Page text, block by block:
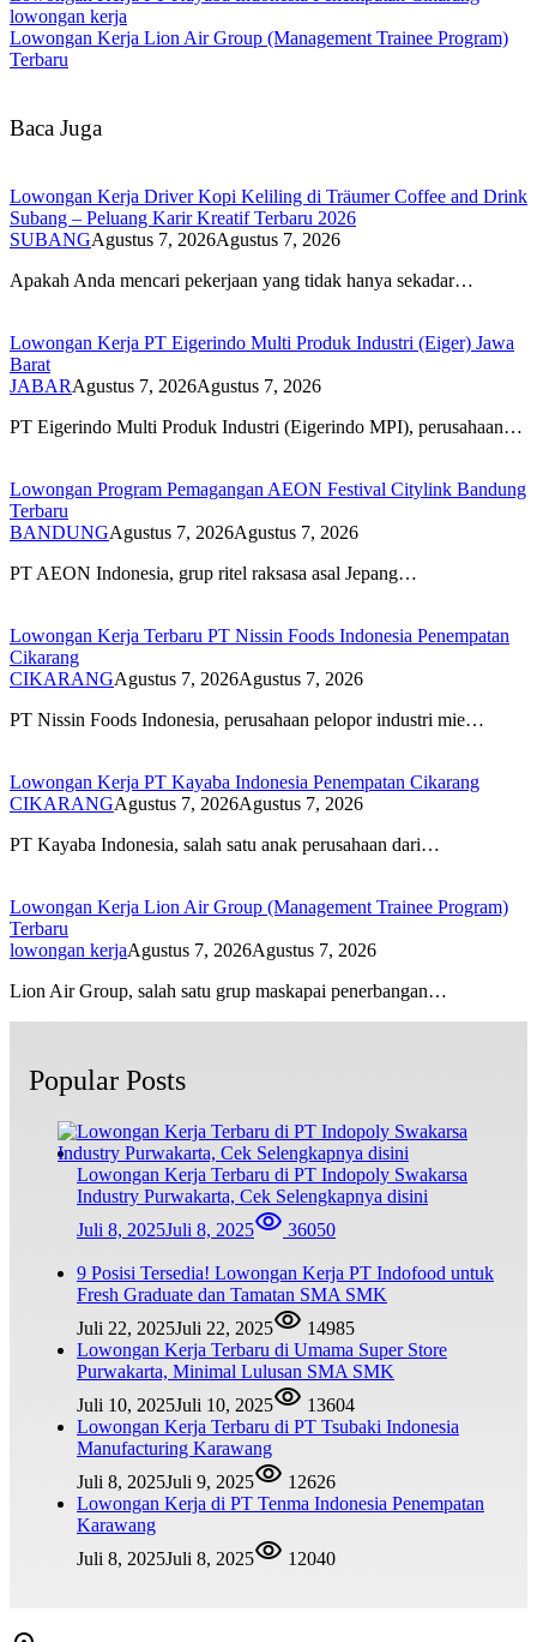
lowongan kerja
Lowongan Kerja Lion Air Group (Management Trainee Program)
Terbaru
Baca Juga
Lowongan Kerja Driver Kopi Keliling di Träumer Coffee and Drink
Subang – Peluang Karir Kreatif Terbaru 2026
SUBANGAgustus 7, 2026Agustus 7, 2026
Apakah Anda mencari pekerjaan yang tidak hanya sekadar…
Lowongan Kerja PT Eigerindo Multi Produk Industri (Eiger) Jawa
Barat
JABARAgustus 7, 2026Agustus 7, 2026
PT Eigerindo Multi Produk Industri (Eigerindo MPI), perusahaan…
Lowongan Program Pemagangan AEON Festival Citylink Bandung
Terbaru
BANDUNGAgustus 7, 2026Agustus 7, 2026
PT AEON Indonesia, grup ritel raksasa asal Jepang…
Lowongan Kerja Terbaru PT Nissin Foods Indonesia Penempatan
Cikarang
CIKARANGAgustus 7, 2026Agustus 7, 2026
PT Nissin Foods Indonesia, perusahaan pelopor industri mie…
Lowongan Kerja PT Kayaba Indonesia Penempatan Cikarang
CIKARANGAgustus 7, 2026Agustus 7, 2026
PT Kayaba Indonesia, salah satu anak perusahaan dari…
Lowongan Kerja Lion Air Group (Management Trainee Program)
Terbaru
lowongan kerjaAgustus 7, 2026Agustus 7, 2026
Lion Air Group, salah satu grup maskapai penerbangan…
Popular Posts
Lowongan Kerja Terbaru di PT Indopoly Swakarsa
Industry Purwakarta, Cek Selengkapnya disini
Juli 8, 2025Juli 8, 2025 36050
9 Posisi Tersedia! Lowongan Kerja PT Indofood untuk
Fresh Graduate dan Tamatan SMA SMK
Juli 22, 2025Juli 22, 2025
14985
Lowongan Kerja Terbaru di Umama Super Store
Purwakarta, Minimal Lulusan SMA SMK
Juli 10, 2025Juli 10, 2025
13604
Lowongan Kerja Terbaru di PT Tsubaki Indonesia
Manufacturing Karawang
Juli 8, 2025Juli 9, 2025
12626
Lowongan Kerja di PT Tenma Indonesia Penempatan
Karawang
Juli 8, 2025Juli 8, 2025 12040